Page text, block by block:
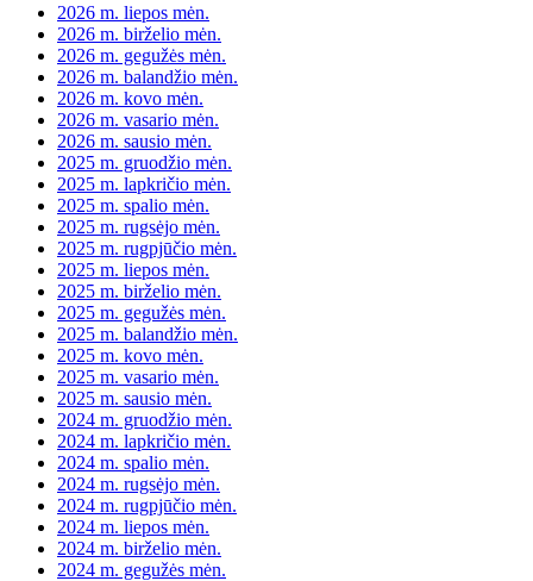
2026 m. liepos mėn.
2026 m. birželio mėn.
2026 m. gegužės mėn.
2026 m. balandžio mėn.
2026 m. kovo mėn.
2026 m. vasario mėn.
2026 m. sausio mėn.
2025 m. gruodžio mėn.
2025 m. lapkričio mėn.
2025 m. spalio mėn.
2025 m. rugsėjo mėn.
2025 m. rugpjūčio mėn.
2025 m. liepos mėn.
2025 m. birželio mėn.
2025 m. gegužės mėn.
2025 m. balandžio mėn.
2025 m. kovo mėn.
2025 m. vasario mėn.
2025 m. sausio mėn.
2024 m. gruodžio mėn.
2024 m. lapkričio mėn.
2024 m. spalio mėn.
2024 m. rugsėjo mėn.
2024 m. rugpjūčio mėn.
2024 m. liepos mėn.
2024 m. birželio mėn.
2024 m. gegužės mėn.